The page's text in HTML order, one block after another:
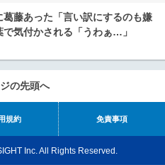
藤あった「言い訳にするのも嫌
気付かされる「うわぁ…」
の先頭へ
規約 免責事項
Inc. All Rights Reserved.